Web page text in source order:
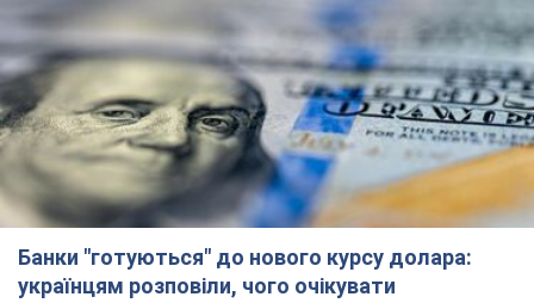
Банки "готуються" до нового курсу долара:
українцям розповіли, чого очікувати